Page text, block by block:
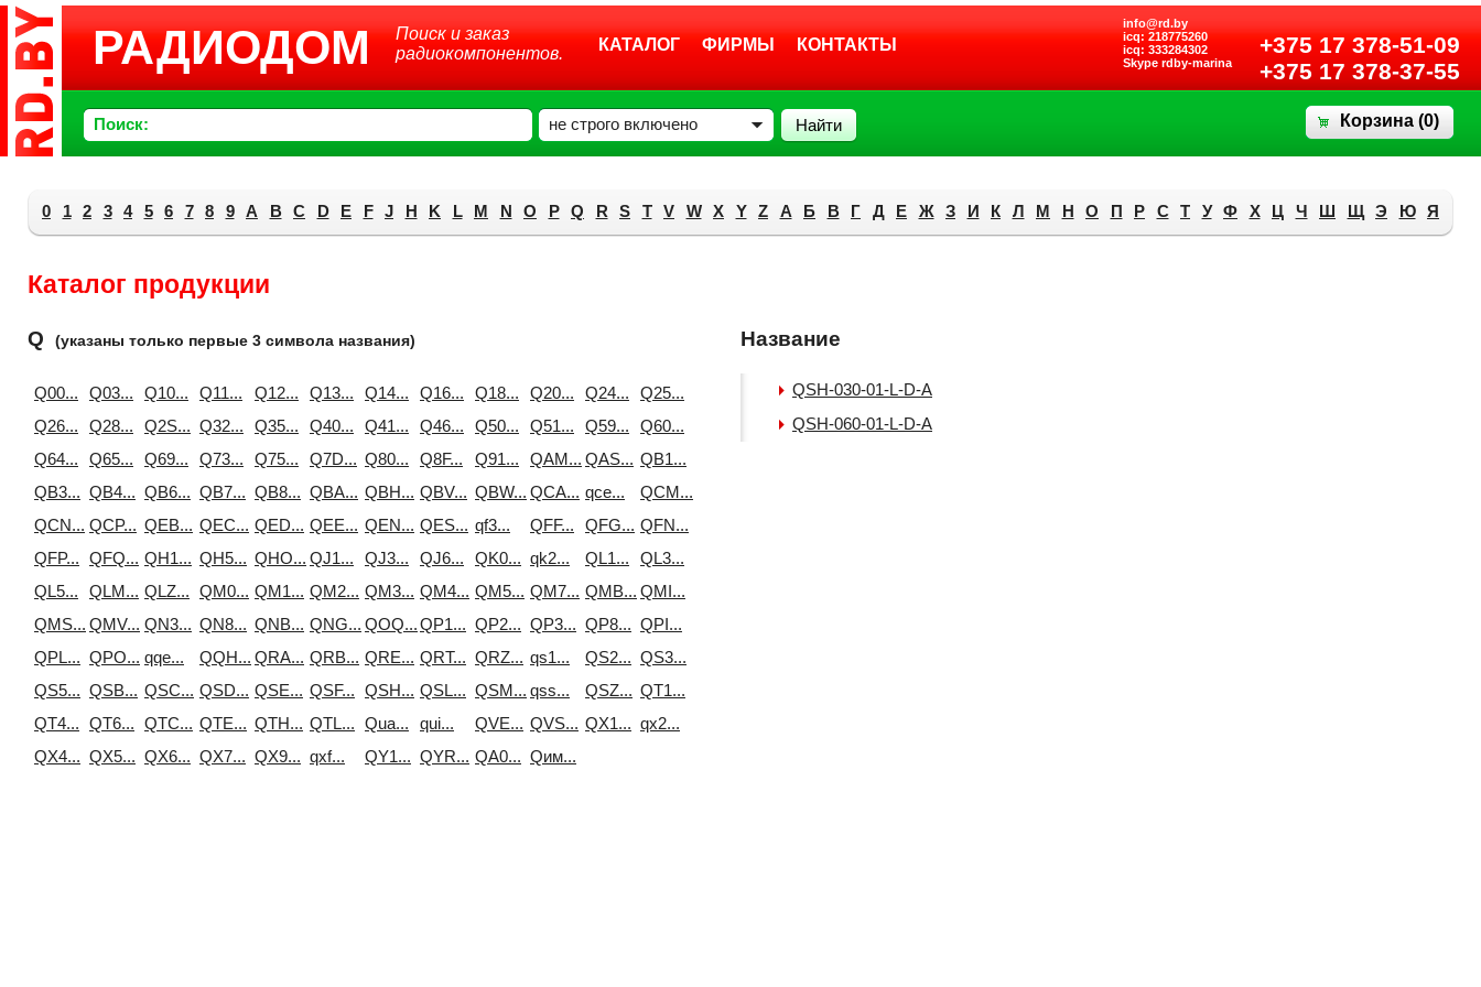
РАДИОДОМ
Поиск и заказ
радиокомпонентов.
КАТАЛОГ ФИРМЫ КОНТАКТЫ
+375 17 378-51-09
+375 17 378-37-55
info@rd.by
icq: 218775260
icq: 333284302
Skype rdby-marina
Поиск: не строго включено Корзина (0)
0 1 2 3 4 5 6 7 8 9 A B C D E F J H K L M N O P Q R S T V W X Y Z А Б В Г Д E Ж З И К Л М Н О П Р С Т У Ф Х Ц Ч Ш Щ Э Ю Я
Каталог продукции
Q (указаны только первые 3 символа названия)
Q00... Q03... Q10... Q11... Q12... Q13... Q14... Q16... Q18... Q20... Q24...
Q25...
Q26...
Q28... Q2S... Q32... Q35... Q40... Q41... Q46... Q50... Q51... Q59...
Q60...
Q64...
Q65... Q69... Q73... Q75... Q7D... Q80... Q8F... Q91... QAM... QAS... QB1...
QB3... QB4... QB6... QB7... QB8... QBA... QBH... QBV... QBW... QCA... qce...
QCM...
QCN... QCP... QEB... QEC... QED... QEE... QEN... QES... qf3... QFF... QFG... QFN...
QFP... QFQ... QH1... QH5... QHO... QJ1... QJ3... QJ6... QK0... qk2... QL1...
QL3...
QL5...
QLM... QLZ... QM0... QM1... QM2... QM3... QM4... QM5... QM7... QMB... QMI...
QMS... QMV... QN3... QN8... QNB... QNG... QOQ...QP1... QP2... QP3... QP8... QPI...
QPL... QPO... qqe... QQH... QRA... QRB... QRE... QRT... QRZ... qs1... QS2... QS3...
QS5... QSB... QSC... QSD... QSE... QSF... QSH... QSL... QSM... qss... QSZ... QT1...
QT4... QT6... QTC... QTE... QTH... QTL... Qua... qui... QVE... QVS... QX1... qx2...
QX4... QX5... QX6... QX7... QX9... qxf... QY1... QYR... QА0... Qим...
Название
QSH-030-01-L-D-A
QSH-060-01-L-D-A